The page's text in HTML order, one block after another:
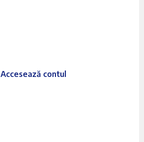
Accesează contul